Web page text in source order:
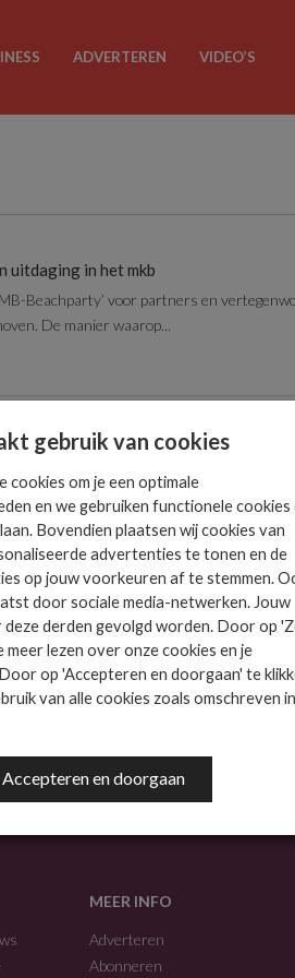
ADVERTEREN VIDEO’S
uitdaging in het mkb
Beachparty’ voor partners en
De manier waarop...
noodzaak
van de Hollandse Waterlinie,
MEER INFO
Adverteren
Abonneren
gebruik van cookies
cookies om je een optimale
en we gebruiken functionele cookies
Bovendien plaatsen wij cookies van
advertenties te tonen en de
op jouw voorkeuren af te stemmen.
door sociale media-netwerken. Jouw
derden gevolgd worden. Door op
meer lezen over onze cookies en je
op 'Accepteren en doorgaan' te
van alle cookies zoals omschreven in
Accepteren en doorgaan